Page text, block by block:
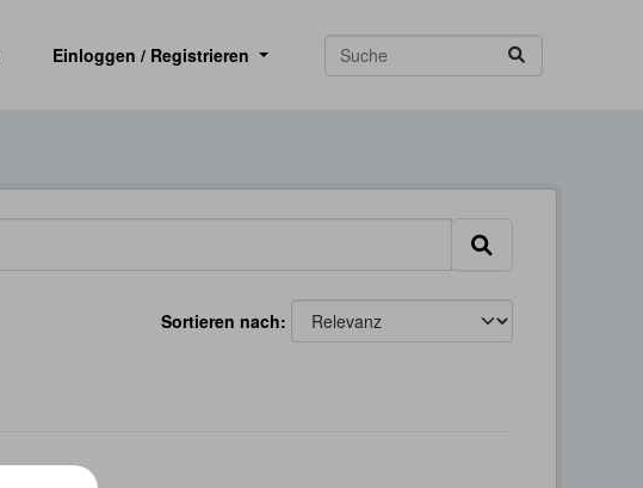
Einloggen / Registrieren
Sortieren nach